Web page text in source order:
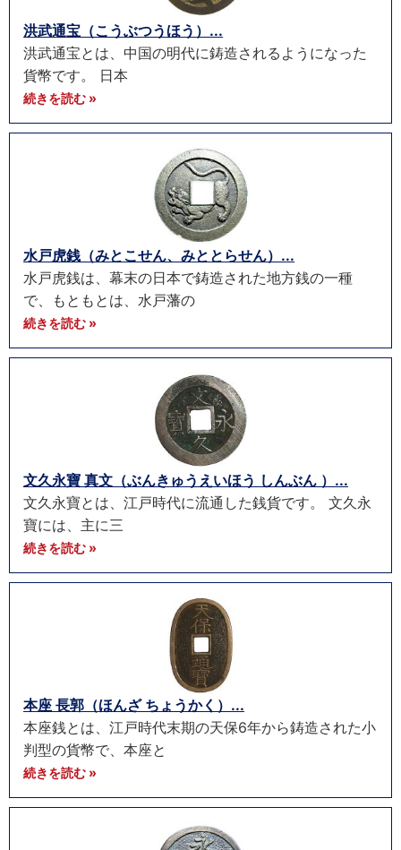
洪武通宝（こうぶつうほう）...
洪武通宝とは、中国の明代に鋳造されるようになった
貨幣です。 日本
続きを読む »
水戸虎銭（みとこせん、みととらせん）...
水戸虎銭は、幕末の日本で鋳造された地方銭の一種
で、もともとは、水戸藩の
続きを読む »
文久永寶 真文（ぶんきゅうえいほう しんぶん ）...
文久永寶とは、江戸時代に流通した銭貨です。 文久永
寶には、主に三
続きを読む »
本座 長郭（ほんざ ちょうかく）...
本座銭とは、江戸時代末期の天保6年から鋳造された小
判型の貨幣で、本座と
続きを読む »